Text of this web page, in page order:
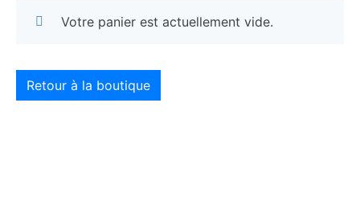
Votre panier est actuellement vide.
Retour à la boutique